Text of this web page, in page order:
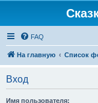
FAQ
На главную Список
Вход
Имя пользователя: